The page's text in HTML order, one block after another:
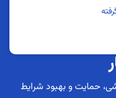
حمایت و بهبود شرایط